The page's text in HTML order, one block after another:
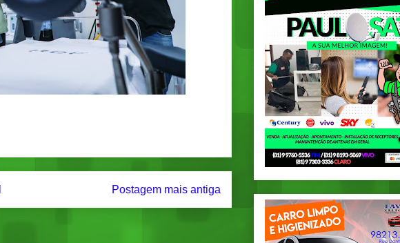
Postagem mais antiga